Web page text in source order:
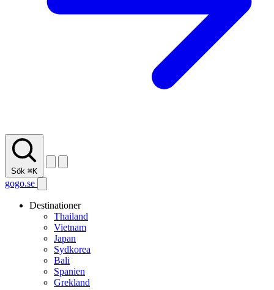
Sök ⌘K
gogo.se
Destinationer
Thailand
Vietnam
Japan
Sydkorea
Bali
Spanien
Grekland